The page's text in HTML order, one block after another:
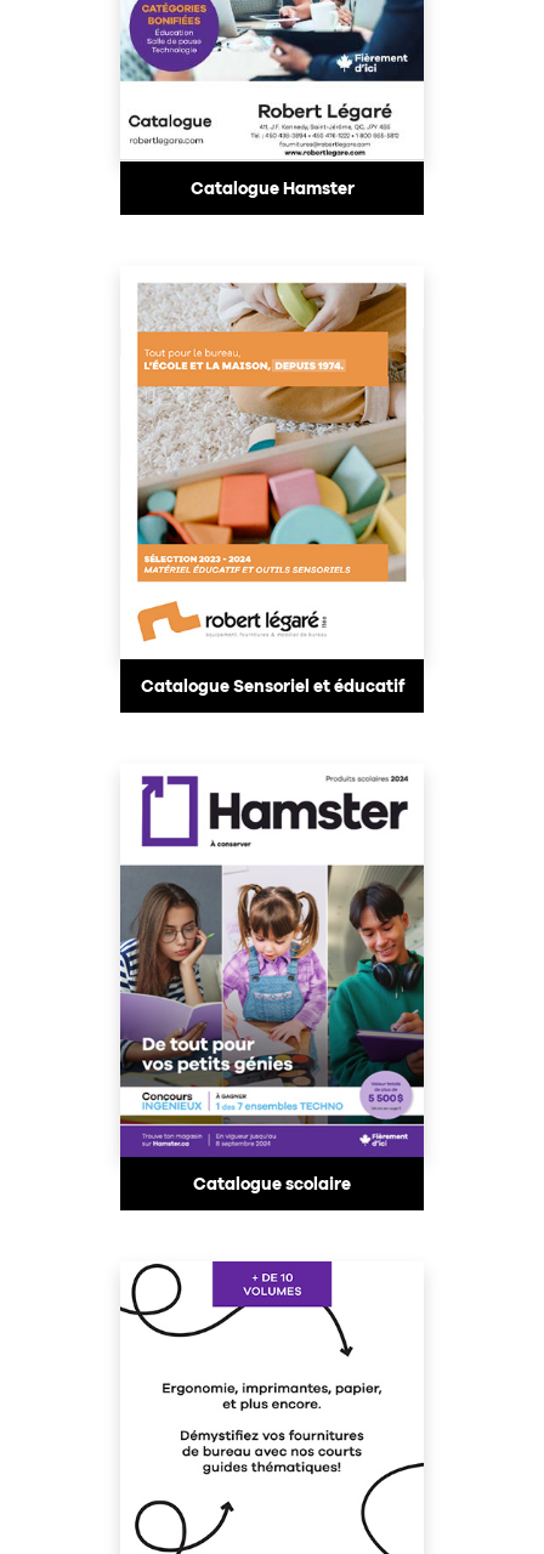
Catalogue Hamster
Catalogue Sensoriel et éducatif
Catalogue scolaire